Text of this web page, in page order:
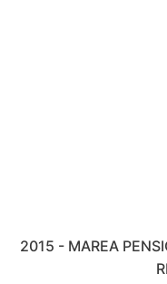
2015 - MAREA